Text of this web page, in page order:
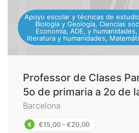
Apoyo escolar y técnicas de
Biología y Geología, Ciencias
Economía, ADE, y
literatura y humanidades,
Professor de Clases
5o de primaria a 2o de
Barcelona
€15,00 - €20,00